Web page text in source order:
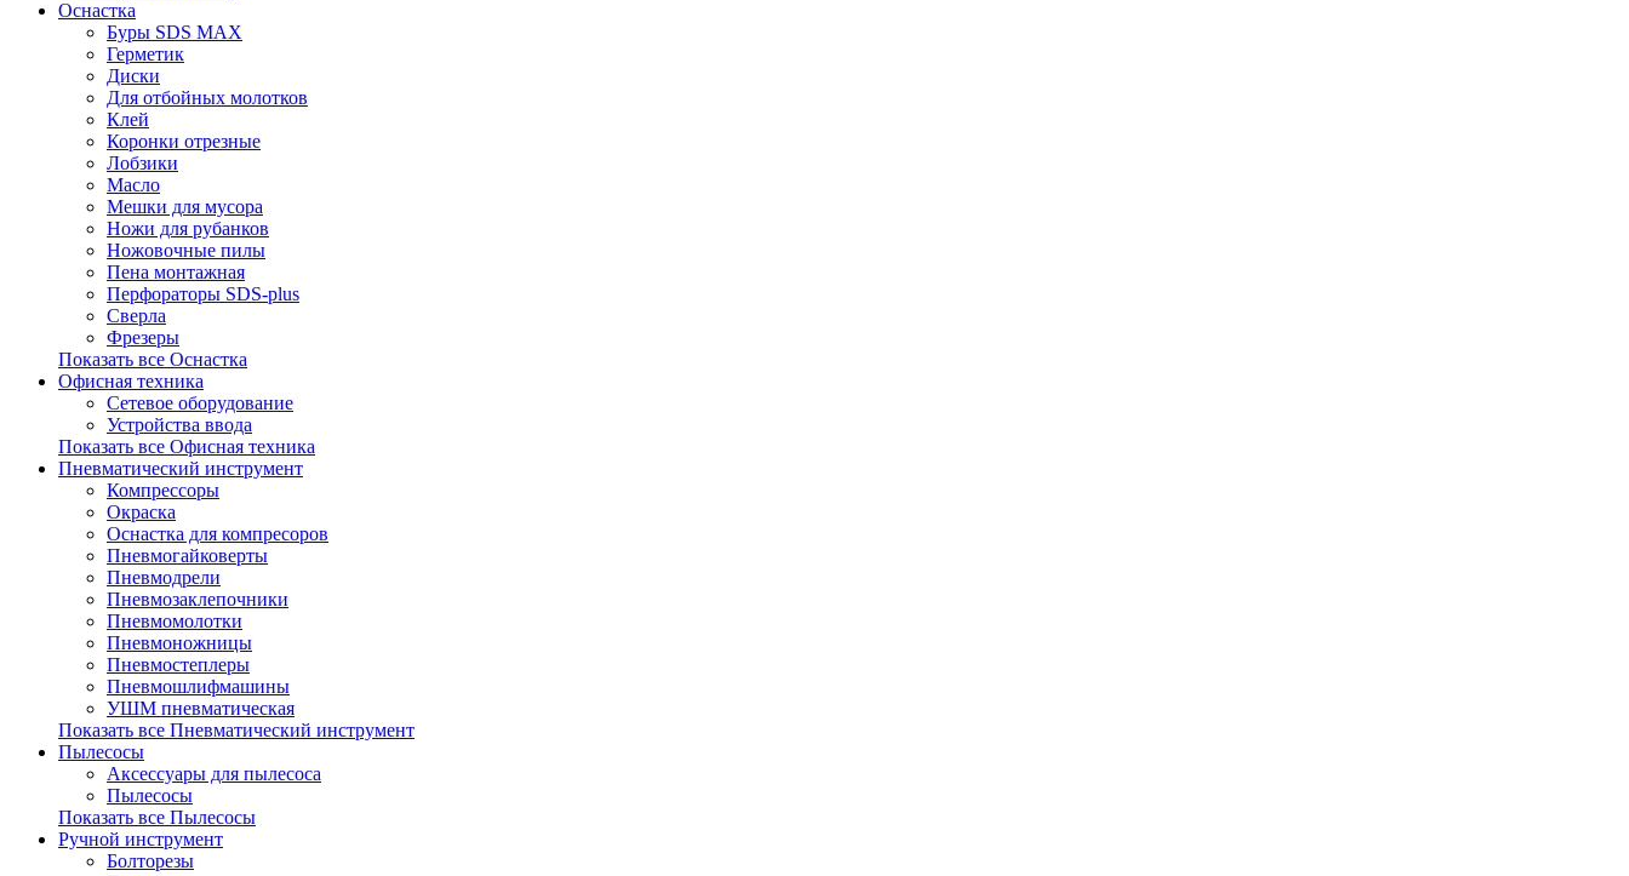
Оснастка
Буры SDS MAX
Герметик
Диски
Для отбойных молотков
Клей
Коронки отрезные
Лобзики
Масло
Мешки для мусора
Ножи для рубанков
Ножовочные пилы
Пена монтажная
Перфораторы SDS-plus
Сверла
Фрезеры
Показать все Оснастка
Офисная техника
Сетевое оборудование
Устройства ввода
Показать все Офисная техника
Пневматический инструмент
Компрессоры
Окраска
Оснастка для компресоров
Пневмогайковерты
Пневмодрели
Пневмозаклепочники
Пневмомолотки
Пневмоножницы
Пневмостеплеры
Пневмошлифмашины
УШМ пневматическая
Показать все Пневматический инструмент
Пылесосы
Аксессуары для пылесоса
Пылесосы
Показать все Пылесосы
Ручной инструмент
Болторезы